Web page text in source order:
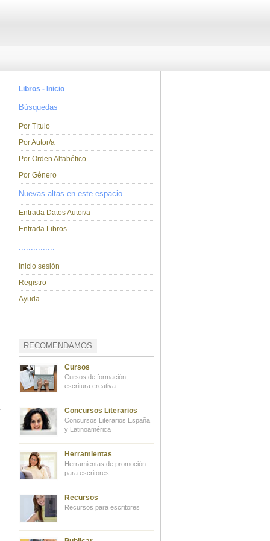
Libros - Inicio
Búsquedas
Por Título
Por Autor/a
Por Orden Alfabético
Por Género
Nuevas altas en este espacio
Entrada Datos Autor/a
Entrada Libros
...............
Inicio sesión
Registro
Ayuda
RECOMENDAMOS
Cursos
Cursos de formación,
escritura creativa.
Concursos Literarios
Concursos Literarios España
y Latinoamérica
Herramientas
Herramientas de promoción
para escritores
Recursos
Recursos para escritores